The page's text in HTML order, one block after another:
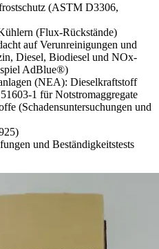
(ASTM D3306,
(Flux-Rückstände)
auf Verunreinigungen und
Diesel, Biodiesel und NOx-
AdBlue®)
(NEA): Dieselkraftstoff
1 für Notstromaggregate
(Schadensuntersuchungen und
und Beständigkeitstests